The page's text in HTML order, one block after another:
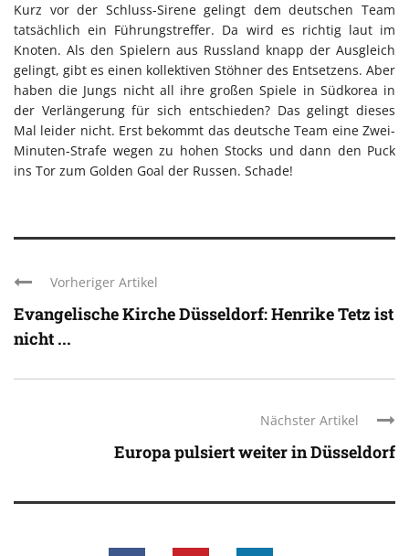
Kurz vor der Schluss-Sirene gelingt dem deutschen Team
tatsächlich ein Führungstreffer. Da wird es richtig laut im
Knoten. Als den Spielern aus Russland knapp der Ausgleich
gelingt, gibt es einen kollektiven Stöhner des Entsetzens. Aber
haben die Jungs nicht all ihre großen Spiele in Südkorea in
der Verlängerung für sich entschieden? Das gelingt dieses
Mal leider nicht. Erst bekommt das deutsche Team eine Zwei-
Minuten-Strafe wegen zu hohen Stocks und dann den Puck
ins Tor zum Golden Goal der Russen. Schade!
Vorheriger Artikel
Evangelische Kirche Düsseldorf: Henrike Tetz ist
nicht ...
Nächster Artikel
Europa pulsiert weiter in Düsseldorf